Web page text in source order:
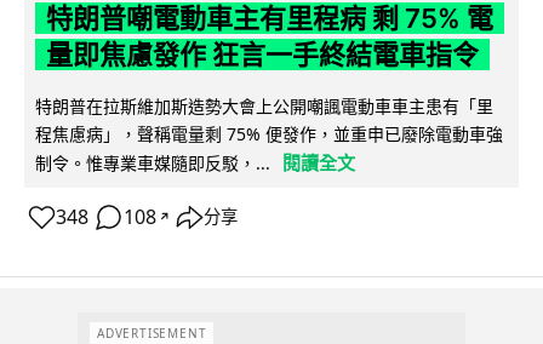
特朗普嘲電動車主有里程病 剩 75% 電
量即焦慮發作 狂言一手終結電車指令
特朗普在拉斯維加斯造勢大會上公開嘲諷電動車車主患有「里
程焦慮病」，聲稱電量剩 75% 便發作，並重申已廢除電動車強
制令。惟專業車媒隨即反駁，...
閱讀全文
348 108 ↗ 分享
ADVERTISEMENT